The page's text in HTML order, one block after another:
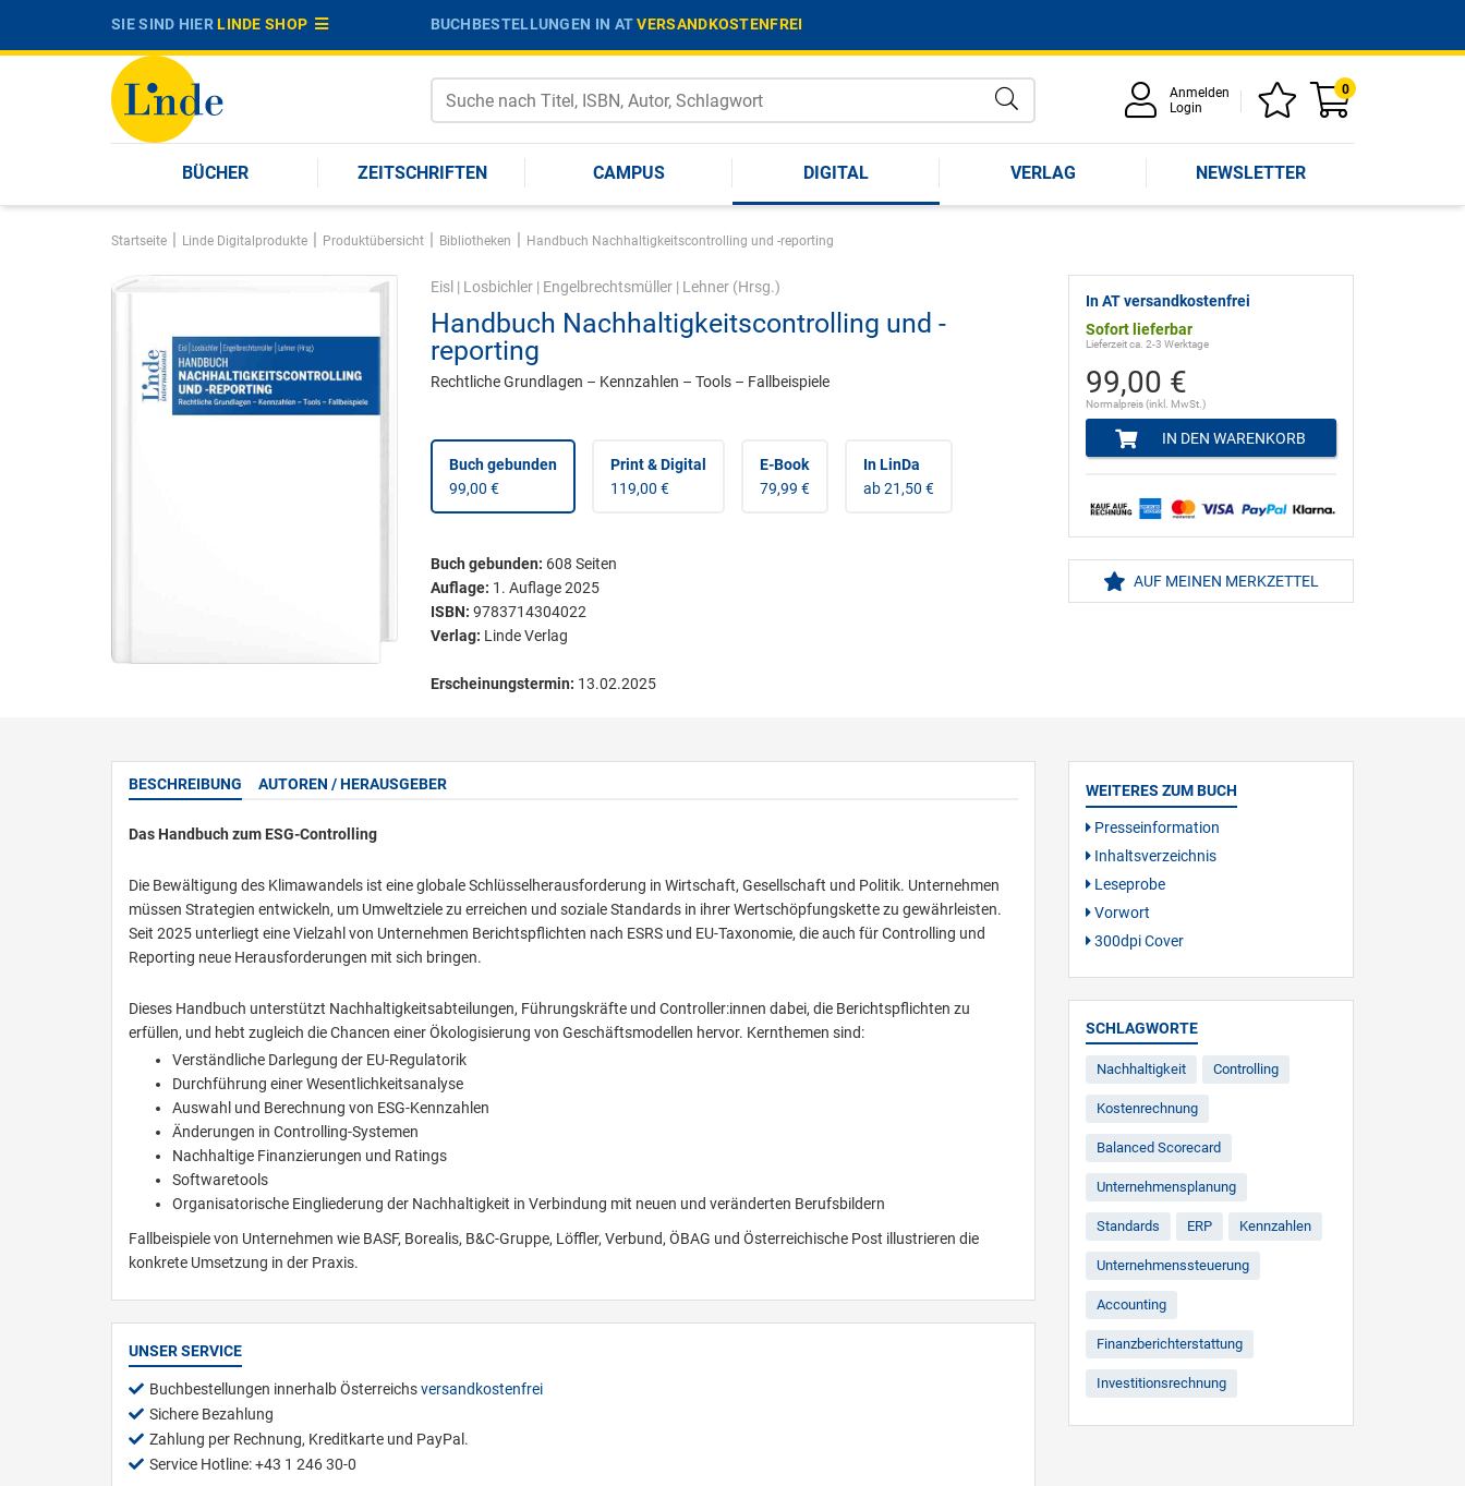
SIE SIND HIERLINDE SHOP BUCHBESTELLUNGEN IN ATVERSANDKOSTENFREI
Anmelden
Login
0
BÜCHER ZEITSCHRIFTEN CAMPUS DIGITAL VERLAG NEWSLETTER
Startseite | Linde Digitalprodukte | Produktübersicht | Bibliotheken | Handbuch Nachhaltigkeitscontrolling und -reporting
Eisl | Losbichler| Engelbrechtsmüller| Lehner(Hrsg.)
Handbuch Nachhaltigkeitscontrolling und -
reporting
Rechtliche Grundlagen – Kennzahlen – Tools – Fallbeispiele
Buch gebunden
99,00 €
Print & Digital
119,00 €
E-Book
79,99 €
In LinDa
ab 21,50 €
Buch gebunden: 608 Seiten
Auflage: 1. Auflage 2025
ISBN: 9783714304022
Verlag: Linde Verlag
Erscheinungstermin: 13.02.2025
In AT versandkostenfrei
Sofort lieferbar
Lieferzeit ca. 2-3 Werktage
99,00 €
Normalpreis (inkl. MwSt.)
IN DEN WARENKORB
AUF MEINEN MERKZETTEL
BESCHREIBUNG AUTOREN / HERAUSGEBER
Das Handbuch zum ESG-Controlling
Die Bewältigung des Klimawandels ist eine globale Schlüsselherausforderung in Wirtschaft, Gesellschaft und Politik. Unternehmen
müssen Strategien entwickeln, um Umweltziele zu erreichen und soziale Standards in ihrer Wertschöpfungskette zu gewährleisten.
Seit 2025 unterliegt eine Vielzahl von Unternehmen Berichtspflichten nach ESRS und EU-Taxonomie, die auch für Controlling und
Reporting neue Herausforderungen mit sich bringen.
Dieses Handbuch unterstützt Nachhaltigkeitsabteilungen, Führungskräfte und Controller:innen dabei, die Berichtspflichten zu
erfüllen, und hebt zugleich die Chancen einer Ökologisierung von Geschäftsmodellen hervor. Kernthemen sind:
Verständliche Darlegung der EU-Regulatorik
Durchführung einer Wesentlichkeitsanalyse
Auswahl und Berechnung von ESG-Kennzahlen
Änderungen in Controlling-Systemen
Nachhaltige Finanzierungen und Ratings
Softwaretools
Organisatorische Eingliederung der Nachhaltigkeit in Verbindung mit neuen und veränderten Berufsbildern
Fallbeispiele von Unternehmen wie BASF, Borealis, B&C-Gruppe, Löffler, Verbund, ÖBAG und Österreichische Post illustrieren die
konkrete Umsetzung in der Praxis.
UNSER SERVICE
Buchbestellungen innerhalb Österreichsversandkostenfrei
Sichere Bezahlung
Zahlung per Rechnung, Kreditkarte und PayPal.
Service Hotline: +43 1 246 30-0
WEITERES ZUM BUCH
Presseinformation
Inhaltsverzeichnis
Leseprobe
Vorwort
300dpi Cover
SCHLAGWORTE
Nachhaltigkeit Controlling
Kostenrechnung
Balanced Scorecard
Unternehmensplanung
Standards ERP Kennzahlen
Unternehmenssteuerung
Accounting
Finanzberichterstattung
Investitionsrechnung